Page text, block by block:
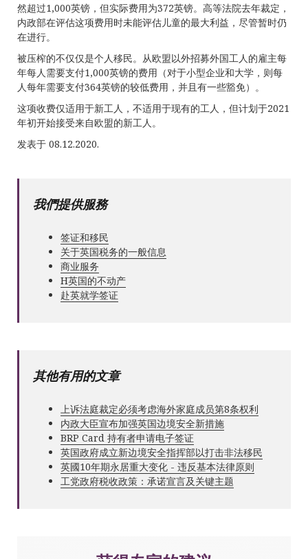
然超过1,000英镑，但实际费用为372英镑。高等法院去年裁定，
内政部在评估这项费用时未能评估儿童的最大利益，尽管暂时仍
在进行。
被压榨的不仅仅是个人移民。从欧盟以外招募外国工人的雇主每
年每人需要支付1,000英镑的费用（对于小型企业和大学，则每
人每年需要支付364英镑的较低费用，并且有一些豁免）。
这项收费仅适用于新工人，不适用于现有的工人，但计划于2021
年初开始接受来自欧盟的新工人。
发表于 08.12.2020.
我們提供服務
签证和移民
关于英国税务的一般信息
商业服务
Н英国的不动产
赴英就学签证
其他有用的文章
上诉法庭裁定必须考虑海外家庭成员第8条权利
内政大臣宣布加强英国边境安全新措施
BRP Card 持有者申请电子签证
英国政府成立新边境安全指挥部以打击非法移民
英國10年期永居重大变化 - 违反基本法律原则
工党政府税收政策：承诺宣言及关键主题